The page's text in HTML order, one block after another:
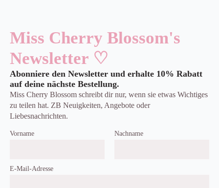
Miss Cherry Blossom's
Newsletter ♡
Abonniere den Newsletter und erhalte 10% Rabatt
auf deine nächste Bestellung.
Miss Cherry Blossom schreibt dir nur, wenn sie etwas Wichtiges
zu teilen hat. ZB Neuigkeiten, Angebote oder
Liebesnachrichten.
Vorname Nachname
E-Mail-Adresse